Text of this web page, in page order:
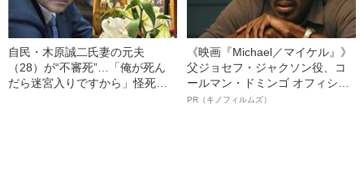
自民・木原誠二氏妻の元夫
（28）が“不審死”…「俺が死ん
だら迷宮入りですから」怪死現
《映画『Michael／マイケル』》
父ジョセフ・ジャクソン役、コ
ールマン・ドミンゴ オフィシャ
ルインタビュー“観客を魅了した
PR（キノフィルムズ）